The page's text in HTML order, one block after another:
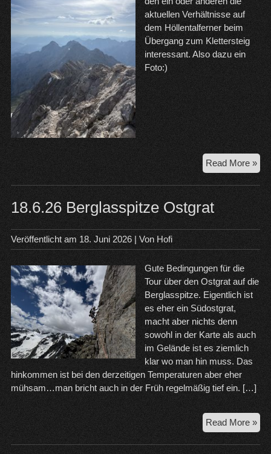
aktuellen Verhältnisse auf
dem Höllentalferner beim
Übergang zum Klettersteig
interessant. Also dazu ein
Foto:)
Read More »
–
18.6.26 Berglasspitze Ostgrat
Veröffentlicht am 18. Juni 2026| Von Hofi
Gute Bedingungen für die
Tour über den Ostgrat auf die
Berglasspitze. Eigentlich ist
es eher ein Südostgrat,
macht aber nichts denn
sowohl in der Karte als auch
im Gelände ist es ziemlich
klar wo man hin muss. Das
hinkommen ist bei den derzeitigen Temperaturen aber eher
mühsam…man bricht auch in der Früh regelmäßig tief ein. […]
Read More »